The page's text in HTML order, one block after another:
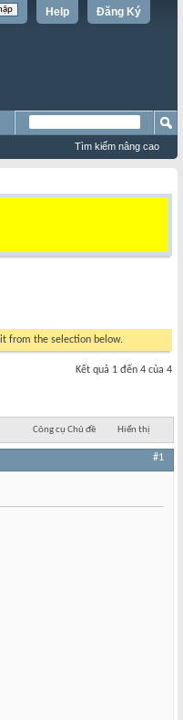
Đăng Ký
Help
Tìm kiếm nâng cao
from the selection below.
Kết quả 1 đến 4 của 4
Công cụ Chủ đề Hiển thị
#1